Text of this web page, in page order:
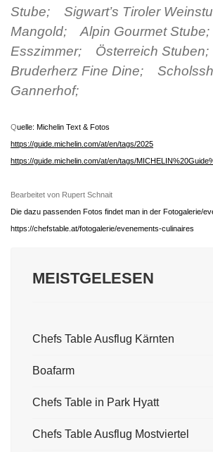
Stube; Sigwart’s Tiroler
Mangold; Alpin Gourmet
Esszimmer; Österreich Stuben;
Bruderherz Fine Dine;
Gannerhof;
Quelle: Michelin Text & Fotos
https://guide.michelin.com/at/en/tags/2025
https://guide.michelin.com/at/en/tags/
Bearbeitet von Rupert Schnait
Die dazu passenden Fotos findet man in der Fotogalerie/
https://chefstable.at/fotogalerie/evenements-culinaires
MEISTGELESEN
Chefs Table Ausflug Kärnten
Boafarm
Chefs Table in Park Hyatt
Chefs Table Ausflug Mostviertel